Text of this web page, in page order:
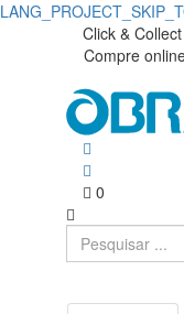
Click & Collect
Compre
0